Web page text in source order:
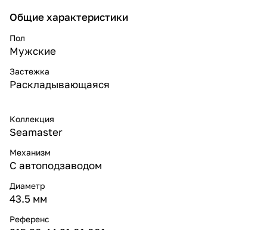
Общие характеристики
Пол
Мужские
Застежка
Раскладывающаяся
Коллекция
Seamaster
Механизм
С автоподзаводом
Диаметр
43.5 мм
Референс